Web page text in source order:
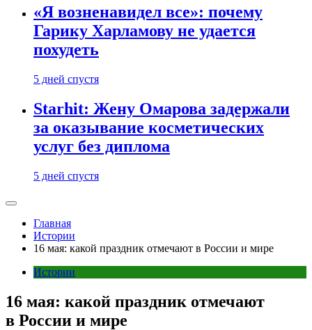
«Я возненавидел все»: почему
Гарику Харламову не удается
похудеть
5 дней спустя
Starhit: Жену Омарова задержали
за оказывание косметических
услуг без диплома
5 дней спустя
Главная
Истории
16 мая: какой праздник отмечают в России и мире
Истории
16 мая: какой праздник отмечают
в России и мире